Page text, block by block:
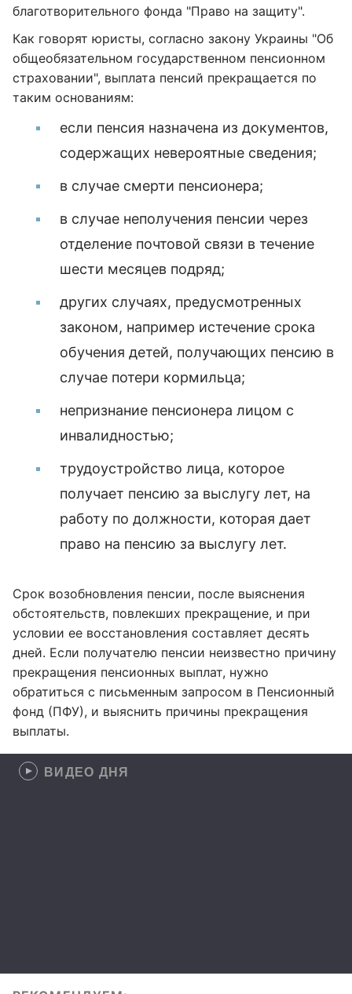
благотворительного фонда "Право на защиту".
Как говорят юристы, согласно закону Украины "Об
общеобязательном государственном пенсионном
страховании", выплата пенсий прекращается по
таким основаниям:
если пенсия назначена из документов,
содержащих невероятные сведения;
в случае смерти пенсионера;
в случае неполучения пенсии через
отделение почтовой связи в течение
шести месяцев подряд;
других случаях, предусмотренных
законом, например истечение срока
обучения детей, получающих пенсию в
случае потери кормильца;
непризнание пенсионера лицом с
инвалидностью;
трудоустройство лица, которое
получает пенсию за выслугу лет, на
работу по должности, которая дает
право на пенсию за выслугу лет.
Срок возобновления пенсии, после выяснения
обстоятельств, повлекших прекращение, и при
условии ее восстановления составляет десять
дней. Если получателю пенсии неизвестно причину
прекращения пенсионных выплат, нужно
обратиться с письменным запросом в Пенсионный
фонд (ПФУ), и выяснить причины прекращения
выплаты.
ВИДЕО ДНЯ